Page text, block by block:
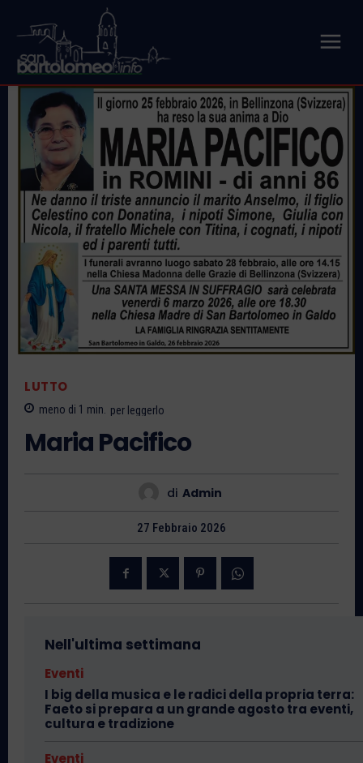
LUTTO
meno di 1 min. per leggerlo
Maria Pacifico
di Admin
27 Febbraio 2026
Nell'ultima settimana
Eventi
I big della musica e le radici della propria terra:
Faeto si prepara a un grande agosto tra eventi,
cultura e tradizione
Eventi